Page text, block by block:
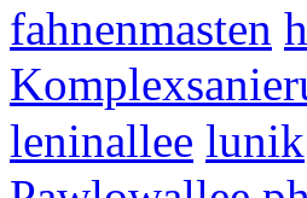
fahnenmasten
leninallee lunik